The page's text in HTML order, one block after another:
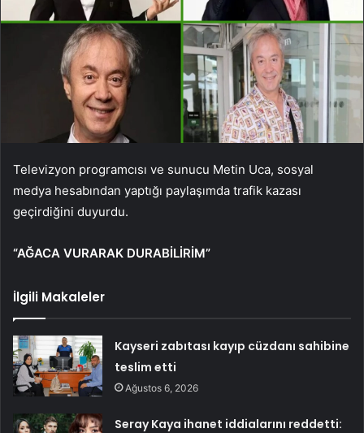
Televizyon programcısı ve sunucu Metin Uca, sosyal
medya hesabından yaptığı paylaşımda trafik kazası
geçirdiğini duyurdu.
“AĞACA VURARAK DURABİLİRİM”
İlgili Makaleler
Kayseri zabıtası kayıp cüzdanı sahibine
teslim etti
Ağustos 6, 2026
Seray Kaya ihanet iddialarını reddetti: